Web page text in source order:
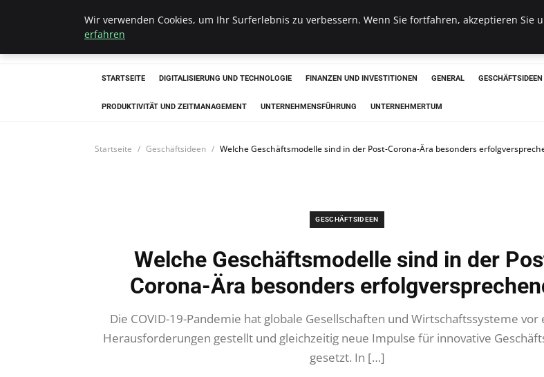
Hellmut Koenigshaus
STARTSEITE DIGITALISIERUNG UND TECHNOLOGIE FINANZEN UND INVESTITIONEN GENERAL GESCHÄFTSIDEEN
PRODUKTIVITÄT UND ZEITMANAGEMENT UNTERNEHMENSFÜHRUNG UNTERNEHMERTUM
Startseite Geschäftsideen Welche Geschäftsmodelle sind in der Post-Corona-Ära besonders
GESCHÄFTSIDEEN
Welche Geschäftsmodelle sind in der
Corona-Ära besonders
Die COVID-19-Pandemie hat globale Gesellschaften und Wirtschaftssysteme vor
Herausforderungen gestellt und gleichzeitig neue Impulse für innovative
gesetzt. In […]
Wir verwenden Cookies, um Ihr Surferlebnis zu verbessern. Wenn Sie fortfahren, akzeptieren Sie
erfahren